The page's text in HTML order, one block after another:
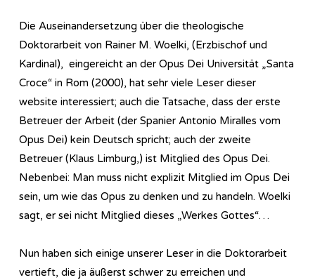
Die Auseinandersetzung über die theologische
Doktorarbeit von Rainer M. Woelki, (Erzbischof und
Kardinal), eingereicht an der Opus Dei Universität „Santa
Croce“ in Rom (2000), hat sehr viele Leser dieser
website interessiert; auch die Tatsache, dass der erste
Betreuer der Arbeit (der Spanier Antonio Miralles vom
Opus Dei) kein Deutsch spricht; auch der zweite
Betreuer (Klaus Limburg,) ist Mitglied des Opus Dei.
Nebenbei: Man muss nicht explizit Mitglied im Opus Dei
sein, um wie das Opus zu denken und zu handeln. Woelki
sagt, er sei nicht Mitglied dieses „Werkes Gottes“…
Nun haben sich einige unserer Leser in die Doktorarbeit
vertieft, die ja äußerst schwer zu erreichen und